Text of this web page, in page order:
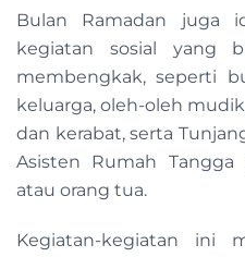
Bulan Ramadan juga
kegiatan sosial yang
membengkak, seperti
keluarga, oleh-oleh
dan kerabat, serta
Asisten Rumah Tangga
atau orang tua.
Kegiatan-kegiatan ini